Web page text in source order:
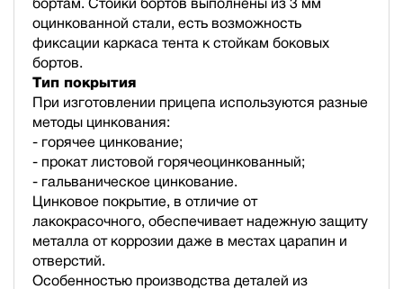
бортам. Стойки бортов выполнены из 3 мм
оцинкованной стали, есть возможность
фиксации каркаса тента к стойкам боковых
бортов.
Тип покрытия
При изготовлении прицепа используются разные
методы цинкования:
- горячее цинкование;
- прокат листовой горячеоцинкованный;
- гальваническое цинкование.
Цинковое покрытие, в отличие от
лакокрасочного, обеспечивает надежную защиту
металла от коррозии даже в местах царапин и
отверстий.
Особенностью производства деталей из